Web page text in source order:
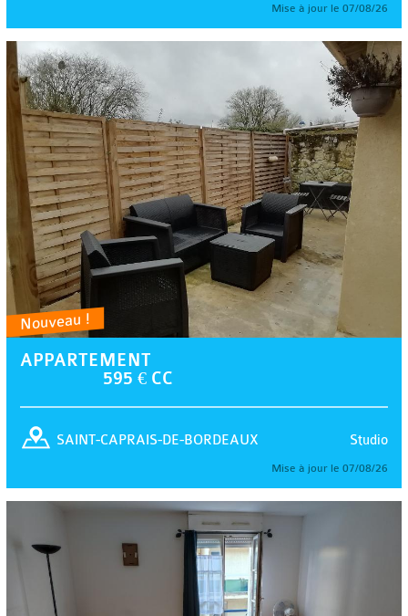
Mise à jour le 07/08/26
Nouveau !
APPARTEMENT
595 € CC
Studio
SAINT-CAPRAIS-DE-BORDEAUX
Mise à jour le 07/08/26